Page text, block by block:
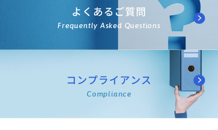
よくあるご質問
Frequently Asked Questions
コンプライアンス
Compliance